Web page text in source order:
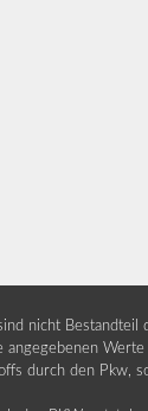
nicht
durch den Pkw,